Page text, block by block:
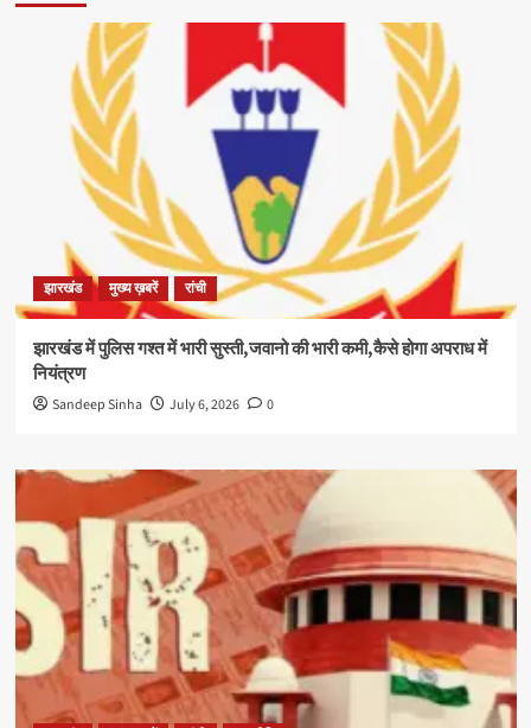
झारखंड मुख्य ख़बरें रांची
झारखंड में पुलिस गश्त में भारी सुस्ती,जवानो की भारी कमी,कैसे होगा अपराध में
नियंत्रण
Sandeep Sinha July 6, 2026 0